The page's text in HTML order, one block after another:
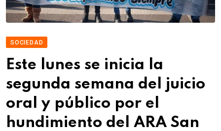
SOCIEDAD
Este lunes se inicia la
segunda semana del juicio
oral y público por el
hundimiento del ARA San